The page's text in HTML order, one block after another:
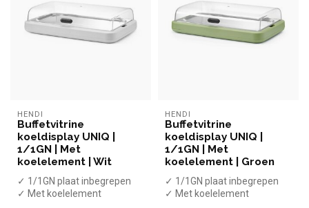
HENDI
Buffetvitrine
koeldisplay UNIQ |
1/1GN | Met
koelelement | Wit
✓ 1/1GN plaat inbegrepen
✓ Met koelelement
HENDI
Buffetvitrine
koeldisplay UNIQ |
1/1GN | Met
koelelement | Groen
✓ 1/1GN plaat inbegrepen
✓ Met koelelement